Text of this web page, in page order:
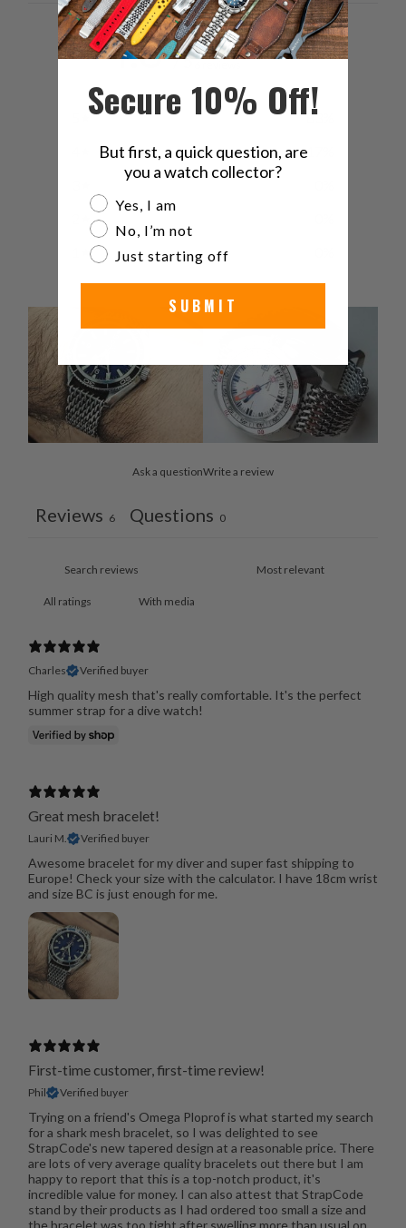
4.8 / 5
83
17
Ask a questionWrite a review
Reviews 6 Questions 0
With media
Charles Verified buyer
High quality mesh that's really comfortable. It's the perfect
summer strap for a dive watch!
Great mesh bracelet!
Lauri M. Verified buyer
Awesome bracelet for my diver and super fast shipping to
Europe! Check your size with the calculator. I have 18cm wrist
and size BC is just enough for me.
First-time customer, first-time review!
Phil Verified buyer
Trying on a friend's Omega Ploprof is what started my search
for a shark mesh bracelet, so I was delighted to see
StrapCode's new tapered design at a reasonable price. There
are lots of very average quality bracelets out there but I am
happy to report that this is a top-notch product, it's
incredible value for money. I can also attest that StrapCode
stand by their products as I had ordered too small a size and
the bracelet was too tight after swelling more than usual on
Secure 10% Off!
But first, a quick question, are
you a watch collector?
Are you a watch collector?
Yes, I am
No, I’m not
Just starting off
SUBMIT